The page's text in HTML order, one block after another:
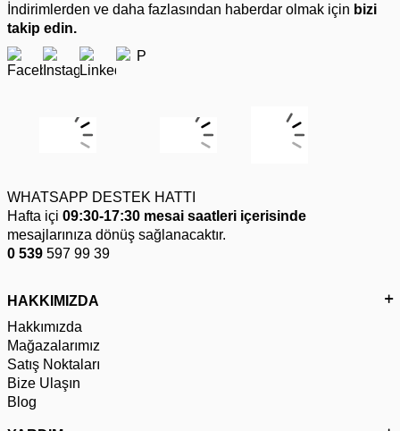
İndirimlerden ve daha fazlasından haberdar olmak için bizi
takip edin.
WHATSAPP DESTEK HATTI
Hafta içi 09:30-17:30 mesai saatleri içerisinde
mesajlarınıza dönüş sağlanacaktır.
0 539 597 99 39
HAKKIMIZDA
Hakkımızda
Mağazalarımız
Satış Noktaları
Bize Ulaşın
Blog